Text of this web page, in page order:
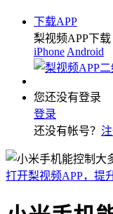
下载APP
梨视频APP下载
iPhone Android
您还没有登录
登录
还没有帐号？
打开梨视频APP，提